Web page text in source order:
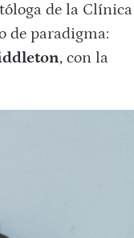
de la Clínica
de paradigma:
, con la